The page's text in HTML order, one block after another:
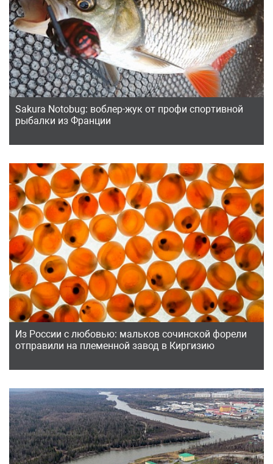
Sakura Notobug: воблер-жук от профи спортивной
рыбалки из Франции
Из России с любовью: мальков сочинской форели
отправили на племенной завод в Киргизию